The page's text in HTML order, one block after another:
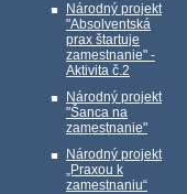
Národný projekt
"Absolventská
prax štartuje
zamestnanie" -
Aktivita č.2
Národný projekt
"Šanca na
zamestnanie"
Národný projekt
„Praxou k
zamestnaniu“